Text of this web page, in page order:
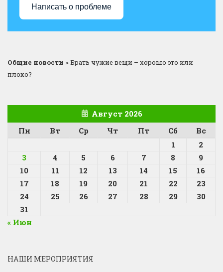
Написать о проблеме
Общие новости >Брать чужие вещи – хорошо это или
плохо?
Август 2026
Пн
Вт Ср Чт Пт Сб
Вс
1
2
3
4 5 6 7 8
9
10
11 12 13 14 15
16
17
18 19 20 21 22
23
24
25 26 27 28 29
30
31
« Июн
НАШИ МЕРОПРИЯТИЯ